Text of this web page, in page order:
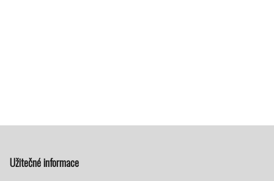
Užitečné informace